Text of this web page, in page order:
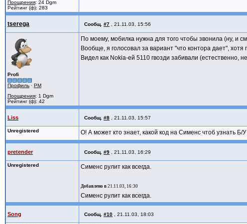
Поощрения: 24 Dgm
Рейтинг (ф): 283
tserega Сообщ. #7 21.11.03, 15:56
Profi
Профиль · PM
Поощрения: 1 Dgm
Рейтинг (ф): 42
По моему, мобилка нужна для того чтобы звонила (ну, и
Вообще, я голосовал за вариант "что контора дает",
Видел как Nokia-ей 5110 гвозди забивали
Liss Сообщ. #8 21.11.03, 15:57
Unregistered О! А может кто знает, какой код на Сименс чтоб узнать Б/
pretender Сообщ. #9 21.11.03, 16:29
Unregistered Сименс рулит как всегда.
Добавлено в 21.11.03, 16:30
Сименс рулит как всегда.
Song Сообщ. #10 21.11.03, 18:03